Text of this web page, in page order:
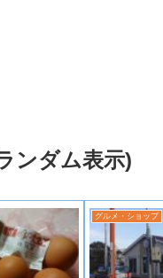
ンダム表示)
グルメ・ショップ